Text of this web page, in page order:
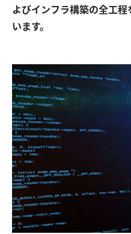
よびインフラ構築の全工程
います。